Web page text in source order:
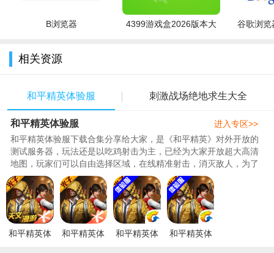
B浏览器
4399游戏盒2026版本大
谷歌浏览
相关资源
和平精英体验服 刺激战场绝地求生大全
和平精英体验服
和平精英体验服下载合集分享给大家，是《和平精英》对外开放的
测试服务器，玩法还是以吃鸡射击为主，已经为大家开放超大高清
地图，玩家们可以自由选择区域，在线精准射击，消灭敌人，为了
和平不断消灭与你对抗的恐怖..
进入专区>>
和平精英体
和平精英体
和平精英体
和平精英体